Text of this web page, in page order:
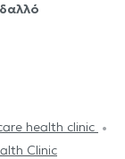
health clinic
Clinic